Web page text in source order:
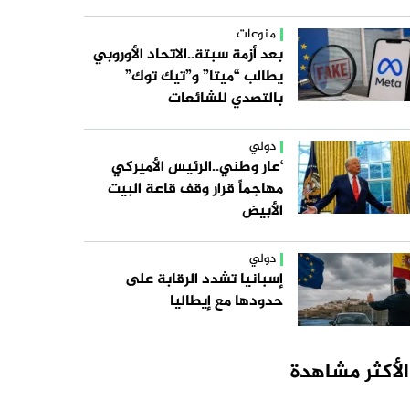
منوعات
بعد أزمة سبتة..الاتحاد الأوروبي
يطالب “ميتا” و”تيك توك”
بالتصدي للشائعات
دولي
‘عار وطني..الرئيس الأميركي
مهاجماً قرار وقف قاعة البيت
الأبيض
دولي
إسبانيا تشدد الرقابة على
حدودها مع إيطاليا
الأكثر مشاهدة